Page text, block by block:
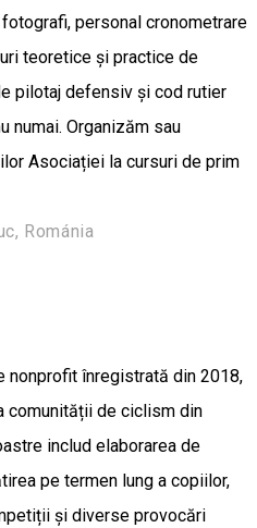
personal cronometrare
teoretice și practice de
pilotaj defensiv și cod rutier
numai. Organizăm sau
Asociației la cursuri de prim
Románia
nonprofit înregistrată din 2018,
comunității de ciclism din
includ elaborarea de
pe termen lung a copiilor,
și diverse provocări